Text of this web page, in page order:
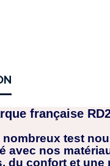
française
nombreux test
avec nos
du confort et une